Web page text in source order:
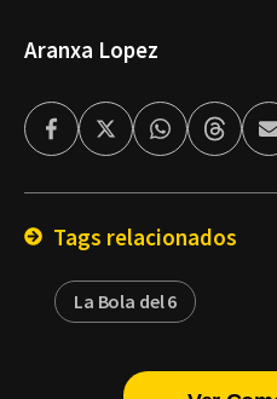
Aranxa Lopez
FacebookTwitterWhatsapp
Tags relacionados
La Bola del 6